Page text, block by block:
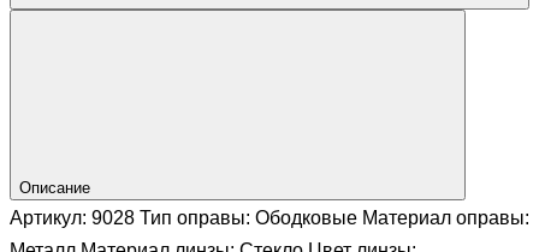
Описание
Артикул: 9028 Тип оправы: Ободковые Материал оправы: